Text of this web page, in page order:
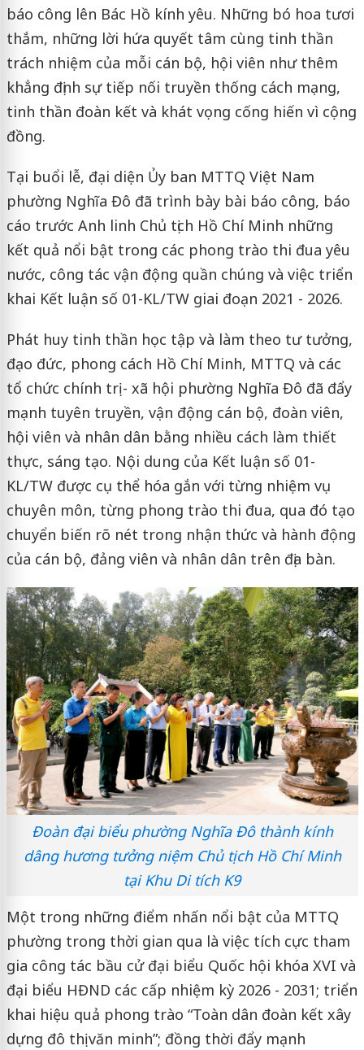
báo công lên Bác Hồ kính yêu. Những bó hoa tươi
thắm, những lời hứa quyết tâm cùng tinh thần
trách nhiệm của mỗi cán bộ, hội viên như thêm
khẳng định sự tiếp nối truyền thống cách mạng,
tinh thần đoàn kết và khát vọng cống hiến vì cộng
đồng.
Tại buổi lễ, đại diện Ủy ban MTTQ Việt Nam
phường Nghĩa Đô đã trình bày bài báo công, báo
cáo trước Anh linh Chủ tịch Hồ Chí Minh những
kết quả nổi bật trong các phong trào thi đua yêu
nước, công tác vận động quần chúng và việc triển
khai Kết luận số 01-KL/TW giai đoạn 2021 - 2026.
Phát huy tinh thần học tập và làm theo tư tưởng,
đạo đức, phong cách Hồ Chí Minh, MTTQ và các
tổ chức chính trị - xã hội phường Nghĩa Đô đã đẩy
mạnh tuyên truyền, vận động cán bộ, đoàn viên,
hội viên và nhân dân bằng nhiều cách làm thiết
thực, sáng tạo. Nội dung của Kết luận số 01-
KL/TW được cụ thể hóa gắn với từng nhiệm vụ
chuyên môn, từng phong trào thi đua, qua đó tạo
chuyển biến rõ nét trong nhận thức và hành động
của cán bộ, đảng viên và nhân dân trên địa bàn.
Đoàn đại biểu phường Nghĩa Đô thành kính
dâng hương tưởng niệm Chủ tịch Hồ Chí Minh
tại Khu Di tích K9
Một trong những điểm nhấn nổi bật của MTTQ
phường trong thời gian qua là việc tích cực tham
gia công tác bầu cử đại biểu Quốc hội khóa XVI và
đại biểu HĐND các cấp nhiệm kỳ 2026 - 2031; triển
khai hiệu quả phong trào “Toàn dân đoàn kết xây
dựng đô thị văn minh”; đồng thời đẩy mạnh